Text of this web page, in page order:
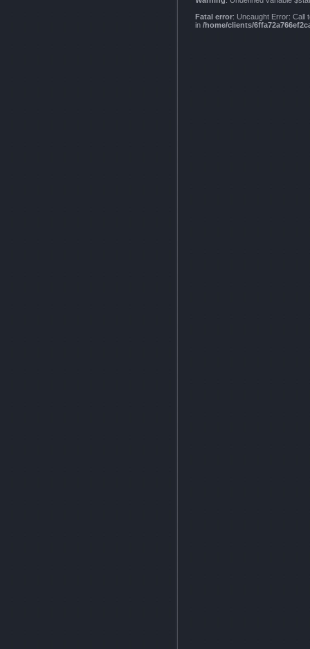
Fatal error: Uncaught Error: Call
in /home/clients/